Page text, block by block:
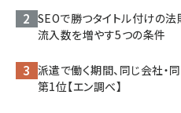
SEOで勝つタイトル付けの法
流入数を増やす5つの条件
派遣で働く期間、同じ会社・
第1位【エン調べ】